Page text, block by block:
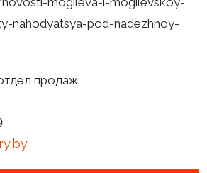
nahodyatsya-pod-nadezhnoy-
продаж: